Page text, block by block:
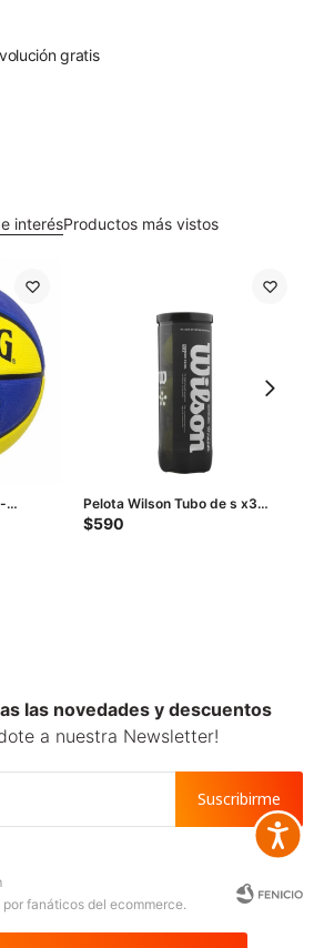
gratis
interésProductos más vistos
Pelota Wilson Tubo de s x3
Padel Premier - Amarillo
$590
las novedades y descuentos
a nuestra Newsletter!
Suscribirme